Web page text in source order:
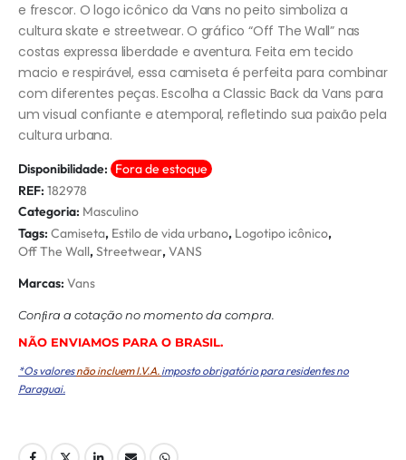
e frescor. O logo icônico da Vans no peito simboliza a
cultura skate e streetwear. O gráfico “Off The Wall” nas
costas expressa liberdade e aventura. Feita em tecido
macio e respirável, essa camiseta é perfeita para combinar
com diferentes peças. Escolha a Classic Back da Vans para
um visual confiante e atemporal, refletindo sua paixão pela
cultura urbana.
Disponibilidade: Fora de estoque
REF: 182978
Categoria: Masculino
Tags: Camiseta, Estilo de vida urbano, Logotipo icônico,
Off The Wall,Streetwear,VANS
Marcas: Vans
Conﬁra a cotação no momento da compra.
NÃO ENVIAMOS PARA O BRASIL.
*Os valoresnão incluem I.V.A. imposto obrigatório para residentes no
Paraguai.